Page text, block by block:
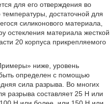
для его отверждения во
достаточной для
силиконового материала,
остекления материала жесткой
20 корпуса прикрепляемого
ниже, уровень
определен с помощью
сила разрыва. Во многих
разрыва составляет 25 Н или